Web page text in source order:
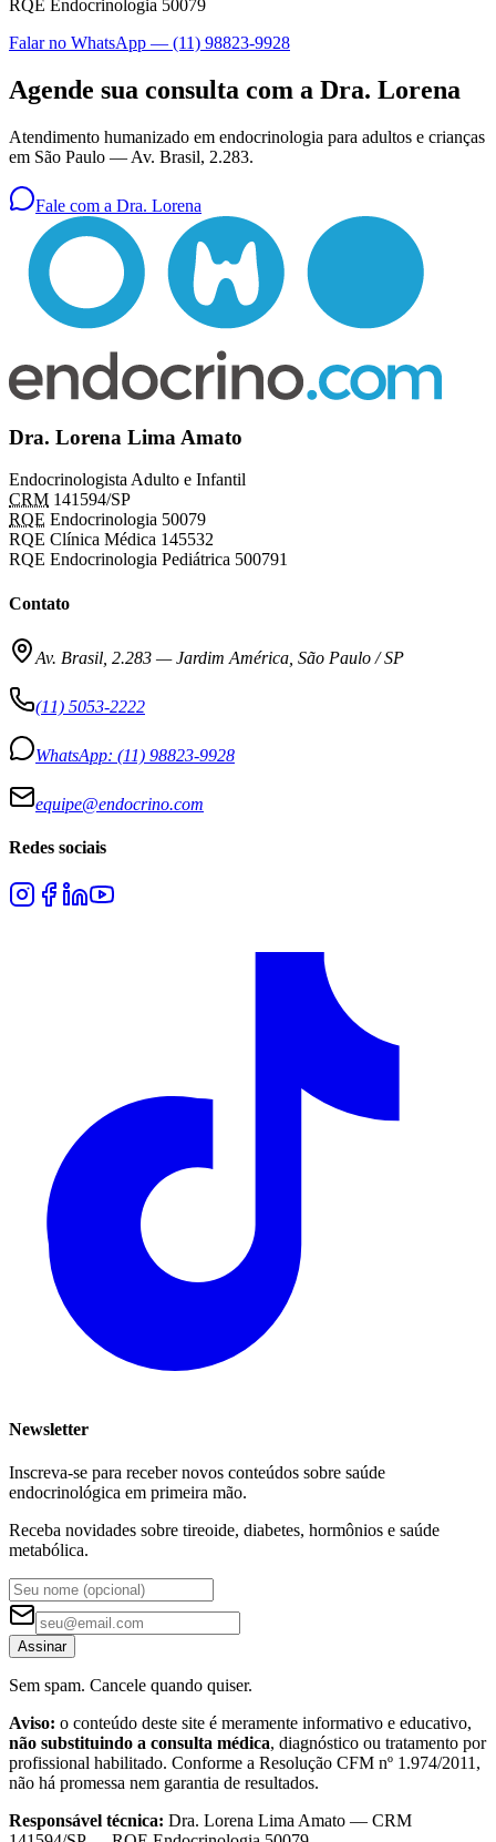
RQE Endocrinologia 50079
Falar no WhatsApp — (11) 98823-9928
Agende sua consulta com a Dra. Lorena
Atendimento humanizado em endocrinologia para adultos e crianças
em São Paulo — Av. Brasil, 2.283.
Fale com a Dra. Lorena
Dra. Lorena Lima Amato
Endocrinologista Adulto e Infantil
CRM 141594/SP
RQE Endocrinologia 50079
RQE Clínica Médica 145532
RQE Endocrinologia Pediátrica 500791
Contato
Av. Brasil, 2.283 —Jardim América, São Paulo / SP
(11) 5053-2222
WhatsApp: (11) 98823-9928
equipe@endocrino.com
Redes sociais
Newsletter
Inscreva-se para receber novos conteúdos sobre saúde
endocrinológica em primeira mão.
Receba novidades sobre tireoide, diabetes, hormônios e saúde
metabólica.
Assinar
Sem spam. Cancele quando quiser.
Aviso: o conteúdo deste site é meramente informativo e educativo,
não substituindo a consulta médica, diagnóstico ou tratamento por
profissional habilitado. Conforme a Resolução CFM nº 1.974/2011,
não há promessa nem garantia de resultados.
Responsável técnica: Dra. Lorena Lima Amato — CRM